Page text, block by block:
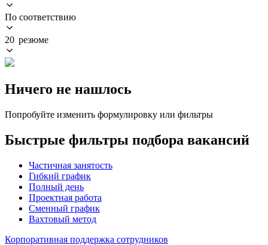
По соответствию
20 резюме
Ничего не нашлось
Попробуйте изменить формулировку или фильтры
Быстрые фильтры подбора вакансий
Частичная занятость
Гибкий график
Полный день
Проектная работа
Сменный график
Вахтовый метод
Корпоративная поддержка сотрудников